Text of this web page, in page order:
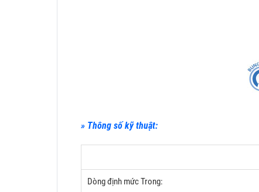
» Thông số kỹ thuật:
Dòng định mức Trong: